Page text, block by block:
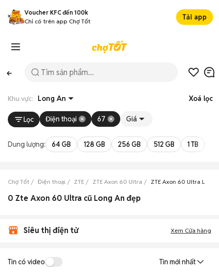
Voucher KFC đến 100k
Chỉ có trên app Chợ Tốt
Tải app
Khu vực: Long An Xoá lọc
Lọc Điện thoại 67 Giá
Dung lượng: 64 GB 128 GB 256 GB 512 GB 1 TB
Chợ Tốt Điện thoại ZTE ZTE Axon 60 Ultra ZTE Axon 60 Ultra Long
0 Zte Axon 60 Ultra cũ Long An đẹp
Siêu thị điện tử Xem Cửa hàng
Tin có video Tin mới nhất